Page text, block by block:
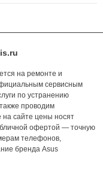
на ремонте и
сервисным
по устранению
проводим
на сайте цены носят
офертой — точную
телефонов,
бренда Asus